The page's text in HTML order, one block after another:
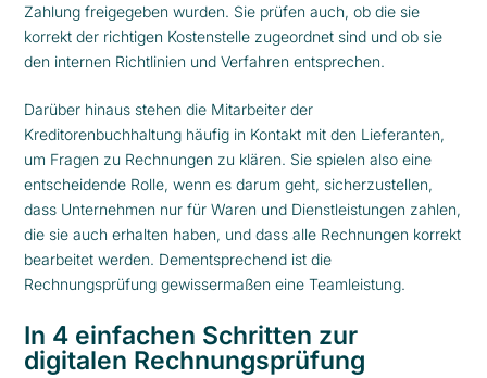
Zahlung freigegeben wurden. Sie prüfen auch, ob die sie
korrekt der richtigen Kostenstelle zugeordnet sind und ob sie
den internen Richtlinien und Verfahren entsprechen.
Darüber hinaus stehen die Mitarbeiter der
Kreditorenbuchhaltung häufig in Kontakt mit den Lieferanten,
um Fragen zu Rechnungen zu klären. Sie spielen also eine
entscheidende Rolle, wenn es darum geht, sicherzustellen,
dass Unternehmen nur für Waren und Dienstleistungen zahlen,
die sie auch erhalten haben, und dass alle Rechnungen korrekt
bearbeitet werden. Dementsprechend ist die
Rechnungsprüfung gewissermaßen eine Teamleistung.
In 4 einfachen Schritten zur
digitalen Rechnungsprüfung